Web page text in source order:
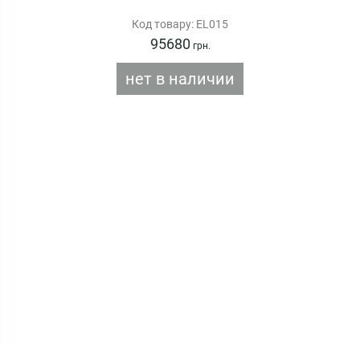
Код товару: EL015
95680 грн.
нет в наличии